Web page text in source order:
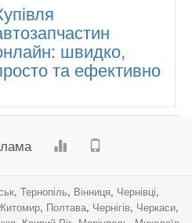
швидко,
та ефективно
, Тернопіль, Вінниця, Чернівці,
, Полтава, Чернігів, Черкаси,